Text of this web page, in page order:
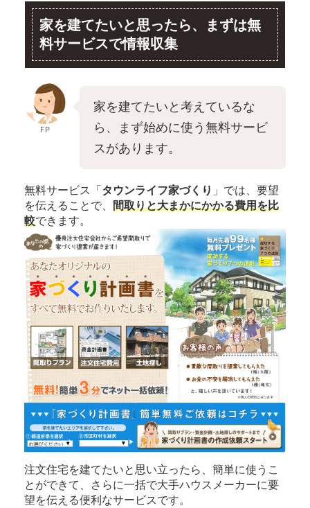
家を建てたいと思ったら、まずは無
料サービスで情報収集
FP
家を建てたいと考えているな
ら、まず始めに使う無料サービ
スがあります。
無料サービス「タウンライフ家づくり 」では、要望
を伝えることで、 間取りと大まかにかかる費用を比
較できます。
注文住宅を建てたいと思い立ったら、簡単に使うこ
とができて、さらに一括で大手ハウスメーカーに要
望を伝える便利なサービスです。